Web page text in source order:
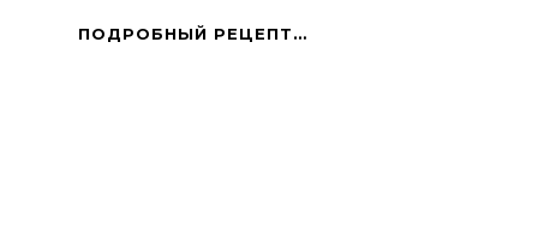
ПОДРОБНЫЙ РЕЦЕПТ…